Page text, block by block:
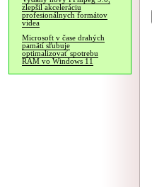
zlepšil akceleráciu
profesionálnych formátov
videa
Microsoft v čase drahých
pamätí sľubuje
optimalizovať spotrebu
RAM vo Windows 11